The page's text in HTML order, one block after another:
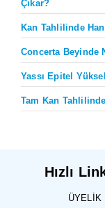
Çıkar?
Kan Tahlilinde
Concerta Beyinde
Yassı Epitel
Tam Kan
Hızlı
ÜYELIK